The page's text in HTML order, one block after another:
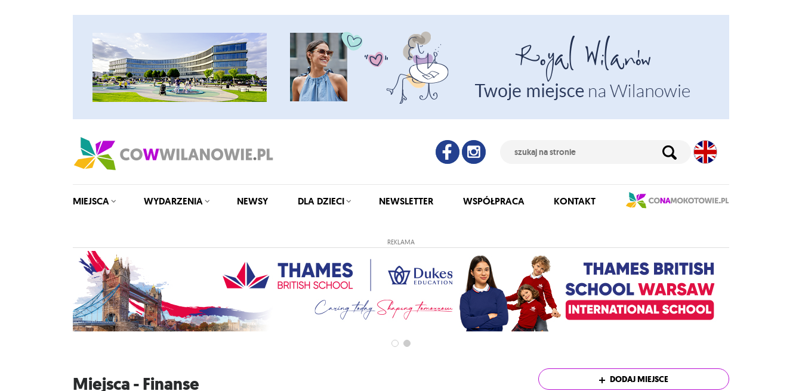
MIEJSCA WYDARZENIA NEWSY DLA DZIECI NEWSLETTER WSPÓŁPRACA KONTAKT
REKLAMA
Miejsca - Finanse DODAJ MIEJSCE